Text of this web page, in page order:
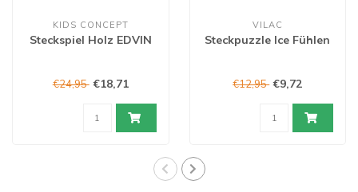
KIDS CONCEPT
Steckspiel Holz EDVIN
€24,95 €18,71
VILAC
Steckpuzzle Ice Fühlen
€12,95 €9,72